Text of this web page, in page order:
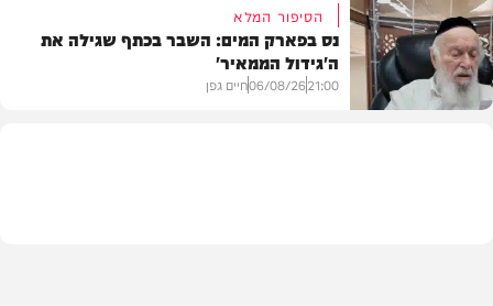
צבא וביטחון
הסיפור המלא
נס בפארק המים: השבר בכתף שגילה את
ה'גידול הממאיר'
21:00
06/08/26חיים גפן